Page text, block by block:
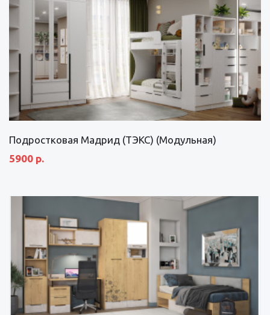
Подростковая Мадрид (ТЭКС) (Модульная)
5900 р.